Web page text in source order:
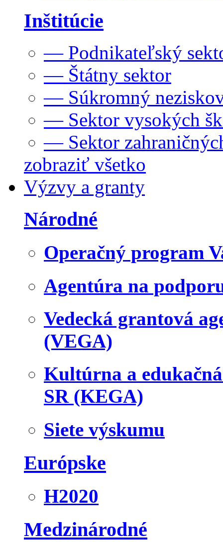
Inštitúcie
— Podnikateľský
— Štátny sektor
— Súkromný
— Sektor vysokých
— Sektor
zobraziť všetko
Výzvy a granty
Národné
Operačný program
Agentúra na
Vedecká grantová
(VEGA)
Kultúrna a
SR (KEGA)
Siete výskumu
Európske
H2020
Medzinárodné